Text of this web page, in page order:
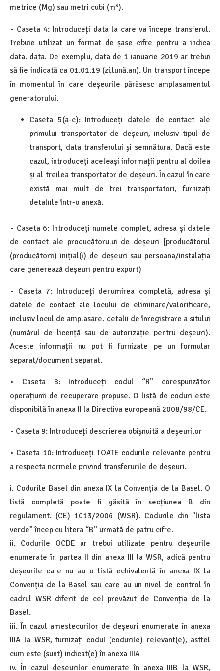
metrice (Mg) sau metri cubi (m³).
• Caseta 4: Introduceți data la care va începe transferul.
Trebuie utilizat un format de șase cifre pentru a indica
data. data. De exemplu, data de 1 ianuarie 2019 ar trebui
să fie indicată ca 01.01.19 (zi.lună.an). Un transport începe
în momentul în care deșeurile părăsesc amplasamentul
generatorului.
Caseta 5(a-c): Introduceți datele de contact ale
primului transportator de deșeuri, inclusiv tipul de
transport, data transferului și semnătura. Dacă este
cazul, introduceți aceleași informații pentru al doilea
și al treilea transportator de deșeuri. În cazul în care
există mai mult de trei transportatori, furnizați
detaliile într-o anexă.
• Caseta 6: Introduceți numele complet, adresa și datele
de contact ale producătorului de deșeuri [producătorul
(producătorii) inițial(i) de deșeuri sau persoana/instalația
care generează deșeuri pentru export)
• Caseta 7: Introduceți denumirea completă, adresa și
datele de contact ale locului de eliminare/valorificare,
inclusiv locul de amplasare. detalii de înregistrare a sitului
(numărul de licență sau de autorizație pentru deșeuri).
Aceste informații nu pot fi furnizate pe un formular
separat/document separat.
• Caseta 8: Introduceți codul “R” corespunzător
operațiunii de recuperare propuse. O listă de coduri este
disponibilă în anexa II la Directiva europeană 2008/98/CE.
• Caseta 9: Introduceți descrierea obișnuită a deșeurilor
• Caseta 10: Introduceți TOATE codurile relevante pentru
a respecta normele privind transferurile de deșeuri.
i. Codurile Basel din anexa IX la Convenția de la Basel. O
listă completă poate fi găsită în secțiunea B din
regulament. (CE) 1013/2006 (WSR). Codurile din “lista
verde” încep cu litera “B” urmată de patru cifre.
ii. Codurile OCDE ar trebui utilizate pentru deșeurile
enumerate în partea II din anexa III la WSR, adică pentru
deșeurile care nu au o listă echivalentă în anexa IX la
Convenția de la Basel sau care au un nivel de control în
cadrul WSR diferit de cel prevăzut de Convenția de la
Basel.
iii. În cazul amestecurilor de deșeuri enumerate în anexa
IIIA la WSR, furnizați codul (codurile) relevant(e), astfel
cum este (sunt) indicat(e) în anexa IIIA
iv. În cazul deșeurilor enumerate în anexa IIIB la WSR,